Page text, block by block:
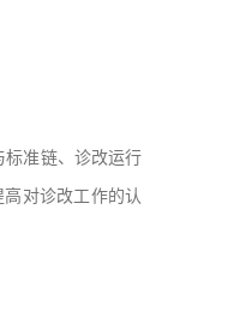
标准链、诊改运行
对诊改工作的认